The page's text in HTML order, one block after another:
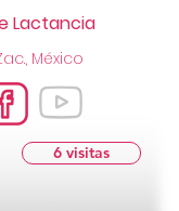
Lactancia
México
6 visitas